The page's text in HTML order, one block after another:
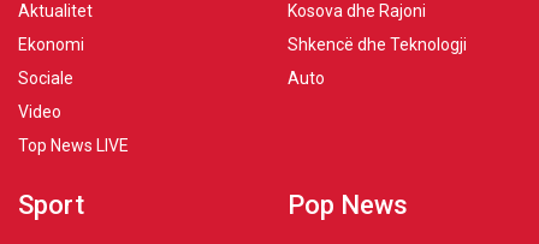
Aktualitet
Ekonomi
Sociale
Video
Top News LIVE
Kosova dhe Rajoni
Shkencë dhe Teknologji
Auto
Sport Pop News